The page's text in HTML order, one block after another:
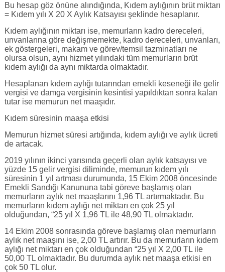
Bu hesap göz önüne alındığında, Kıdem aylığının brüt miktarı
= Kıdem yılı X 20 X Aylık Katsayısı şeklinde hesaplanır.
Kıdem aylığının miktarı ise, memurların kadro dereceleri,
unvanlarına göre değişmemekte, kadro dereceleri, unvanları,
ek göstergeleri, makam ve görev/temsil tazminatları ne
olursa olsun, aynı hizmet yılındaki tüm memurların brüt
kıdem aylığı da aynı miktarda olmaktadır.
Hesaplanan kıdem aylığı tutarından emekli keseneği ile gelir
vergisi ve damga vergisinin kesintisi yapıldıktan sonra kalan
tutar ise memurun net maaşıdır.
Kıdem süresinin maaşa etkisi
Memurun hizmet süresi artığında, kıdem aylığı ve aylık ücreti
de artacak.
2019 yılının ikinci yarısında geçerli olan aylık katsayısı ve
yüzde 15 gelir vergisi diliminde, memurun kıdem yılı
süresinin 1 yıl artması durumunda, 15 Ekim 2008 öncesinde
Emekli Sandığı Kanununa tabi göreve başlamış olan
memurların aylık net maaşlarını 1,96 TL artırmaktadır. Bu
memurların kıdem aylığı net miktarı en çok 25 yıl
olduğundan, “25 yıl X 1,96 TL ile 48,90 TL olmaktadır.
14 Ekim 2008 sonrasında göreve başlamış olan memurların
aylık net maaşını ise, 2,00 TL artırır. Bu da memurların kıdem
aylığı net miktarı en çok olduğundan “25 yıl X 2,00 TL ile
50,00 TL olmaktadır. Bu durumda aylık net maaşa etkisi en
çok 50 TL olur.